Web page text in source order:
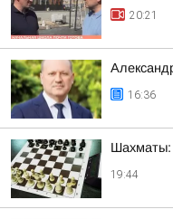
20:21
16:36
Шахматы:
19:44